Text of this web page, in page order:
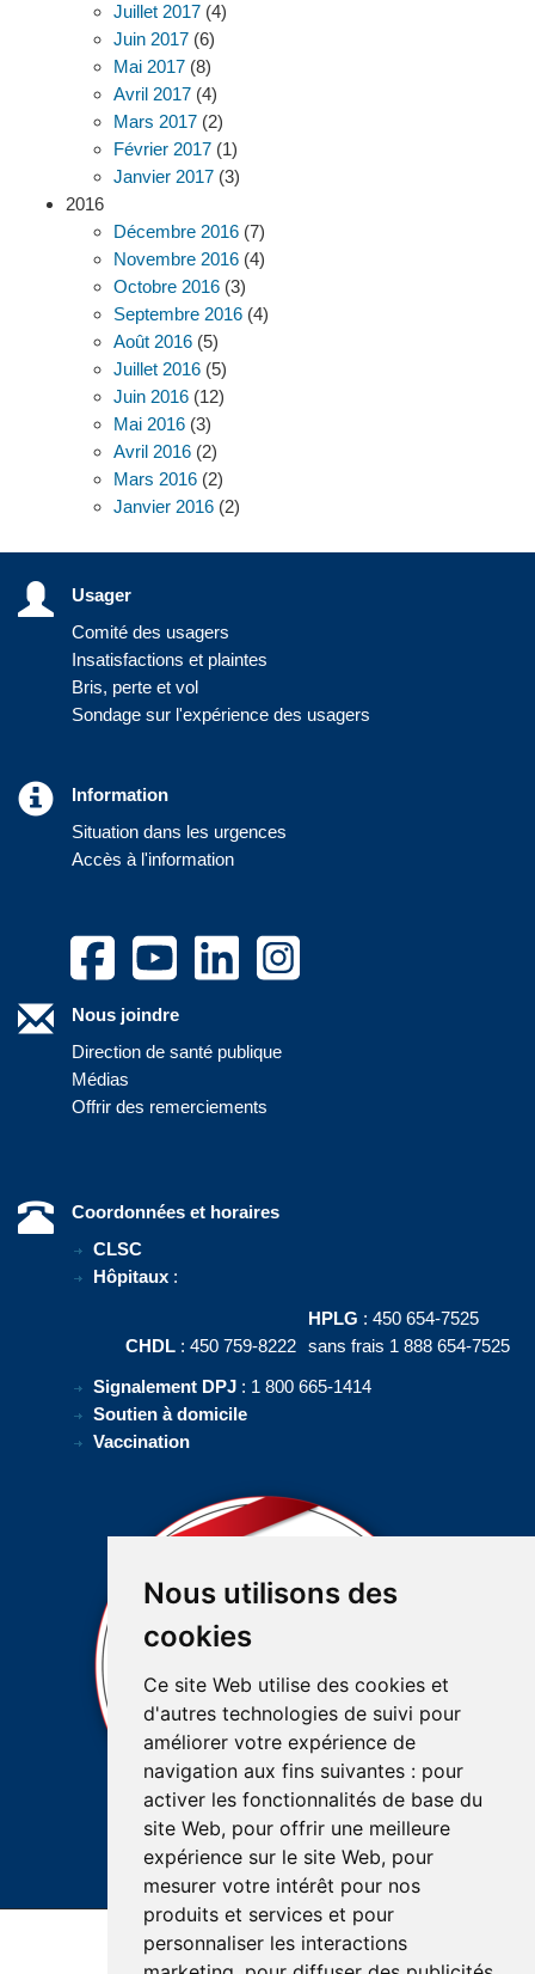
Nous utilisons des
cookies
Ce site Web utilise des cookies et
d'autres technologies de suivi pour
améliorer votre expérience de
navigation aux fins suivantes : pour
activer les fonctionnalités de base du
site Web, pour offrir une meilleure
expérience sur le site Web, pour
mesurer votre intérêt pour nos
produits et services et pour
personnaliser les interactions
Juillet 2017 (4)
Juin 2017 (6)
Mai 2017 (8)
Avril 2017 (4)
Mars 2017 (2)
Février 2017 (1)
Janvier 2017 (3)
2016
Décembre 2016 (7)
Novembre 2016 (4)
Octobre 2016 (3)
Septembre 2016 (4)
Août 2016 (5)
Juillet 2016 (5)
Juin 2016 (12)
Mai 2016 (3)
Avril 2016 (2)
Mars 2016 (2)
Janvier 2016 (2)
Usager
Comité des usagers
Insatisfactions et plaintes
Bris, perte et vol
Sondage sur l'expérience des usagers
Information
Situation dans les urgences
Accès à l'information
Nous joindre
Direction de santé publique
Médias
Offrir des remerciements
Coordonnées et horaires
CLSC
Hôpitaux :
CHDL : 450 759-8222
HPLG : 450 654-7525
sans frais 1 888 654-7525
Signalement DPJ : 1 800 665-1414
Soutien à domicile
Vaccination
Accessibilité Plan du site Réalisation du site